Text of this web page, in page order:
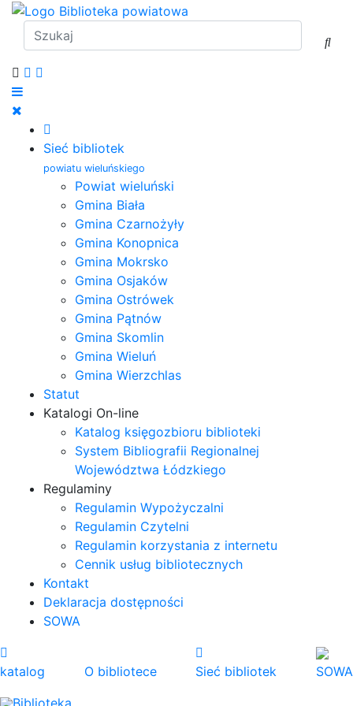
Sieć bibliotek
powiatu wieluńskiego
Powiat wieluński
Gmina Biała
Gmina Czarnożyły
Gmina Konopnica
Gmina Mokrsko
Gmina Osjaków
Gmina Ostrówek
Gmina Pątnów
Gmina Skomlin
Gmina Wieluń
Gmina Wierzchlas
Statut
Katalogi On-line
Katalog księgozbioru biblioteki
System Bibliografii Regionalnej
Województwa Łódzkiego
Regulaminy
Regulamin Wypożyczalni
Regulamin Czytelni
Regulamin korzystania z internetu
Cennik usług bibliotecznych
Kontakt
Deklaracja dostępności
SOWA
katalog O bibliotece Sieć bibliotek
SOWA
Biblioteka